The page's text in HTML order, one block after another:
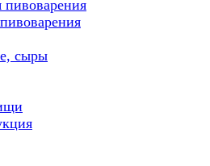
пивоварения
сыры